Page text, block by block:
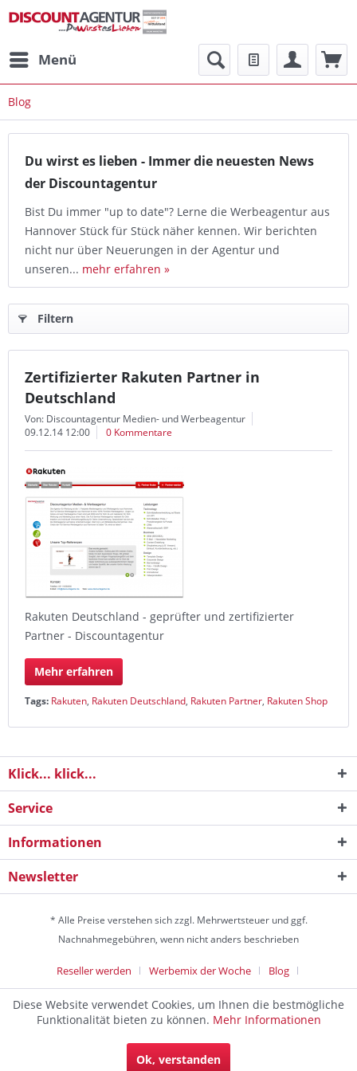
Menü
Blog
Du wirst es lieben - Immer die neuesten News
der Discountagentur
Bist Du immer "up to date"? Lerne die Werbeagentur aus
Hannover Stück für Stück näher kennen. Wir berichten
nicht nur über Neuerungen in der Agentur und
unseren... mehr erfahren »
Filtern
Zertifizierter Rakuten Partner in
Deutschland
Von: Discountagentur Medien- und Werbeagentur
09.12.14 12:00
0 Kommentare
Rakuten Deutschland - geprüfter und zertifizierter
Partner - Discountagentur
Mehr erfahren
Tags: Rakuten, Rakuten Deutschland, Rakuten Partner, Rakuten Shop
Klick... klick...
Service
Informationen
Newsletter
* Alle Preise verstehen sich zzgl. Mehrwertsteuer und ggf.
Nachnahmegebühren, wenn nicht anders beschrieben
Reseller werden Werbemix der Woche
Blog
Die Werbeagentur
Discountagentur Medien- & Werbeagentur aus Helmstedt Copyright
Die Werbeagentur und Marketingagentur zum Festpreis. Die
Helmstedt Werbeagentur für Klein- & Mittelstandsunternehmen.
Diese Website verwendet Cookies, um Ihnen die bestmögliche
Funktionalität bieten zu können. Mehr Informationen
Ok, verstanden